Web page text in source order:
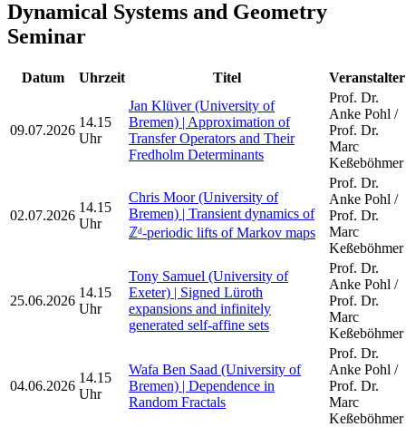
Dynamical Systems and Geometry
Seminar
Datum Uhrzeit Titel Veranstalter
09.07.2026
14.15
Uhr
Jan Klüver (University of
Bremen) | Approximation of
Transfer Operators and Their
Fredholm Determinants
Prof. Dr.
Anke Pohl /
Prof. Dr.
Marc
Keßeböhmer
02.07.2026
14.15
Uhr
Chris Moor (University of
Bremen) | Transient dynamics of
ℤᵈ-periodic lifts of Markov maps
Prof. Dr.
Anke Pohl /
Prof. Dr.
Marc
Keßeböhmer
25.06.2026
14.15
Uhr
Tony Samuel (University of
Exeter) | Signed Lüroth
expansions and infinitely
generated self-affine sets
Prof. Dr.
Anke Pohl /
Prof. Dr.
Marc
Keßeböhmer
04.06.2026
14.15
Uhr
Wafa Ben Saad (University of
Bremen) | Dependence in
Random Fractals
Prof. Dr.
Anke Pohl /
Prof. Dr.
Marc
Keßeböhmer